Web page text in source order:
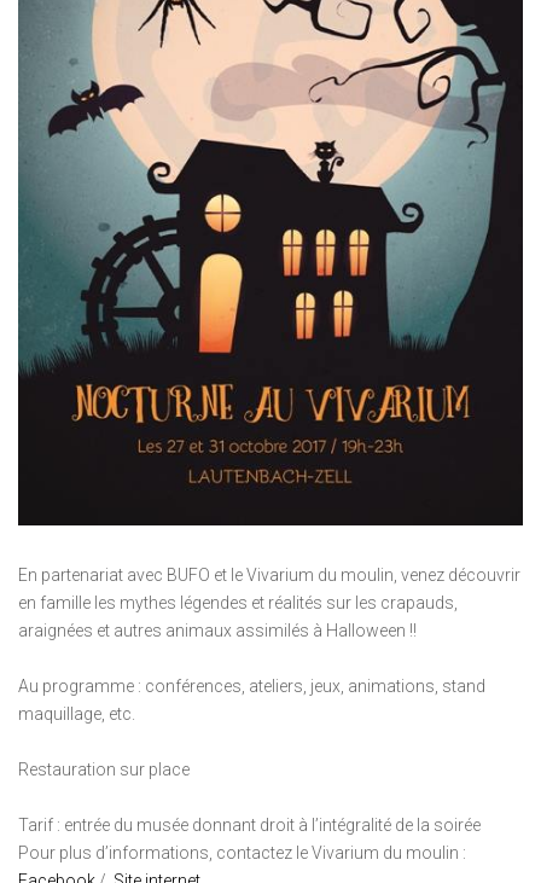
En partenariat avec BUFO et le Vivarium du moulin, venez découvrir
en famille les mythes légendes et réalités sur les crapauds,
araignées et autres animaux assimilés à Halloween !!
Au programme : conférences, ateliers, jeux, animations, stand
maquillage, etc.
Restauration sur place
Tarif : entrée du musée donnant droit à l’intégralité de la soirée
Pour plus d’informations, contactez le Vivarium du moulin :